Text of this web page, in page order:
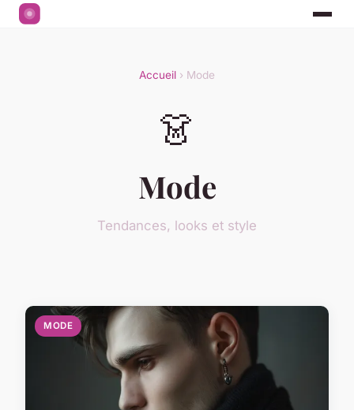
Accueil › Mode
👗
Mode
Tendances, looks et style
MODE